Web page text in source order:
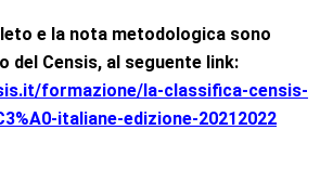
e la nota metodologica sono
del Censis, al seguente link:
formazione/la-classifica-censis-
italiane-edizione-20212022